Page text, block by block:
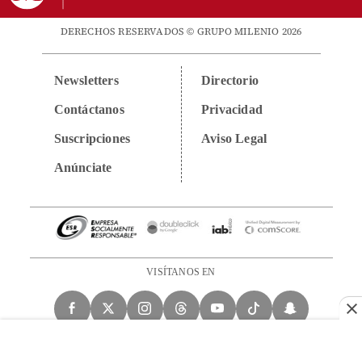
DERECHOS RESERVADOS © GRUPO MILENIO 2026
Newsletters
Contáctanos
Suscripciones
Anúnciate
Directorio
Privacidad
Aviso Legal
VISÍTANOS EN